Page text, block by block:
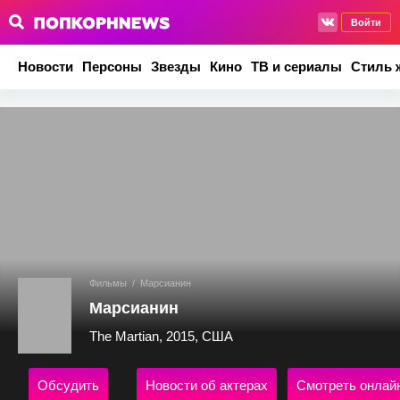
Войти
Новости Персоны Звезды Кино ТВ и сериалы Стиль
Фильмы / Марсианин
Марсианин
The Martian, 2015, США
Обсудить Новости об актерах Смотреть